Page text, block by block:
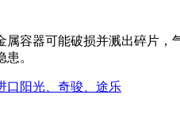
容器可能破损并溅出碎片，
。